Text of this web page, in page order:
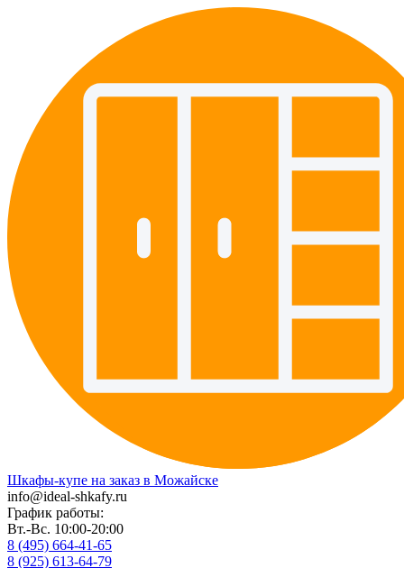
Шкафы-купе на заказ в Можайске
info@ideal-shkafy.ru
График работы:
Вт.-Вс. 10:00-20:00
8 (495) 664-41-65
8 (925) 613-64-79